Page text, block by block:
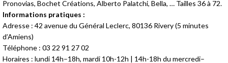
Pronovias, Bochet Créations, Alberto Palatchi, Bella, … Tailles 36 à 72.
Informations pratiques :
Adresse : 42 avenue du Général Leclerc, 80136 Rivery (5 minutes
d’Amiens)
Téléphone : 03 22 91 27 02
Horaires : lundi 14h–18h, mardi 10h-12h | 14h-18h du mercredi–